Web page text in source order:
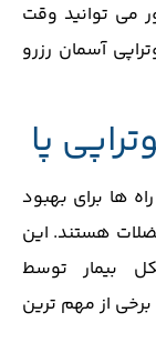
می توانید وقت
آسمان رزرو
پا
ها برای بهبود
هستند. این
بیمار توسط
از مهم ‌ترین